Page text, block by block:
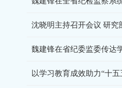
以学习教育成效助力“十